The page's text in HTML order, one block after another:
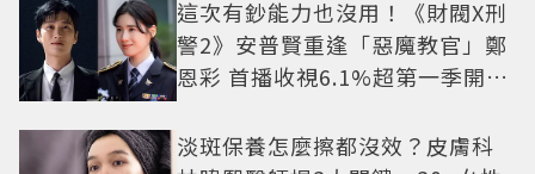
這次有鈔能力也沒用！《財閥X刑
警2》安普賢重逢「惡魔教官」鄭
恩彩 首播收視6.1%超第一季開紅
淡斑保養怎麼擦都沒效？皮膚科